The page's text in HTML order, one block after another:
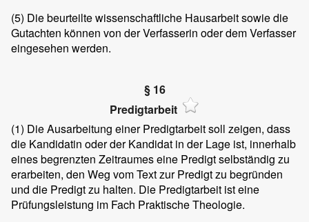
(5) Die beurteilte wissenschaftliche Hausarbeit sowie die
Gutachten können von der Verfasserin oder dem Verfasser
eingesehen werden.
§ 16
Predigtarbeit
(1) Die Ausarbeitung einer Predigtarbeit soll zeigen, dass
die Kandidatin oder der Kandidat in der Lage ist, innerhalb
eines begrenzten Zeitraumes eine Predigt selbständig zu
erarbeiten, den Weg vom Text zur Predigt zu begründen
und die Predigt zu halten. Die Predigtarbeit ist eine
Prüfungsleistung im Fach Praktische Theologie.